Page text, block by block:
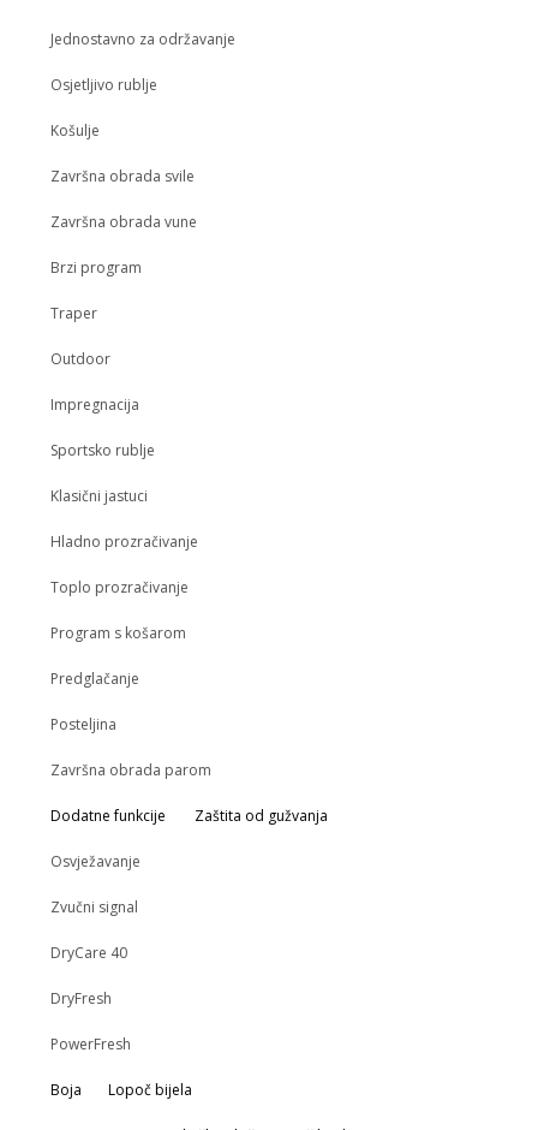
Jednostavno za održavanje
Osjetljivo rublje
Košulje
Završna obrada svile
Završna obrada vune
Brzi program
Traper
Outdoor
Impregnacija
Sportsko rublje
Klasični jastuci
Hladno prozračivanje
Toplo prozračivanje
Program s košarom
Predglačanje
Posteljina
Završna obrada parom
Dodatne funkcije Zaštita od gužvanja
Osvježavanje
Zvučni signal
DryCare 40
DryFresh
PowerFresh
Boja Lopoč bijela